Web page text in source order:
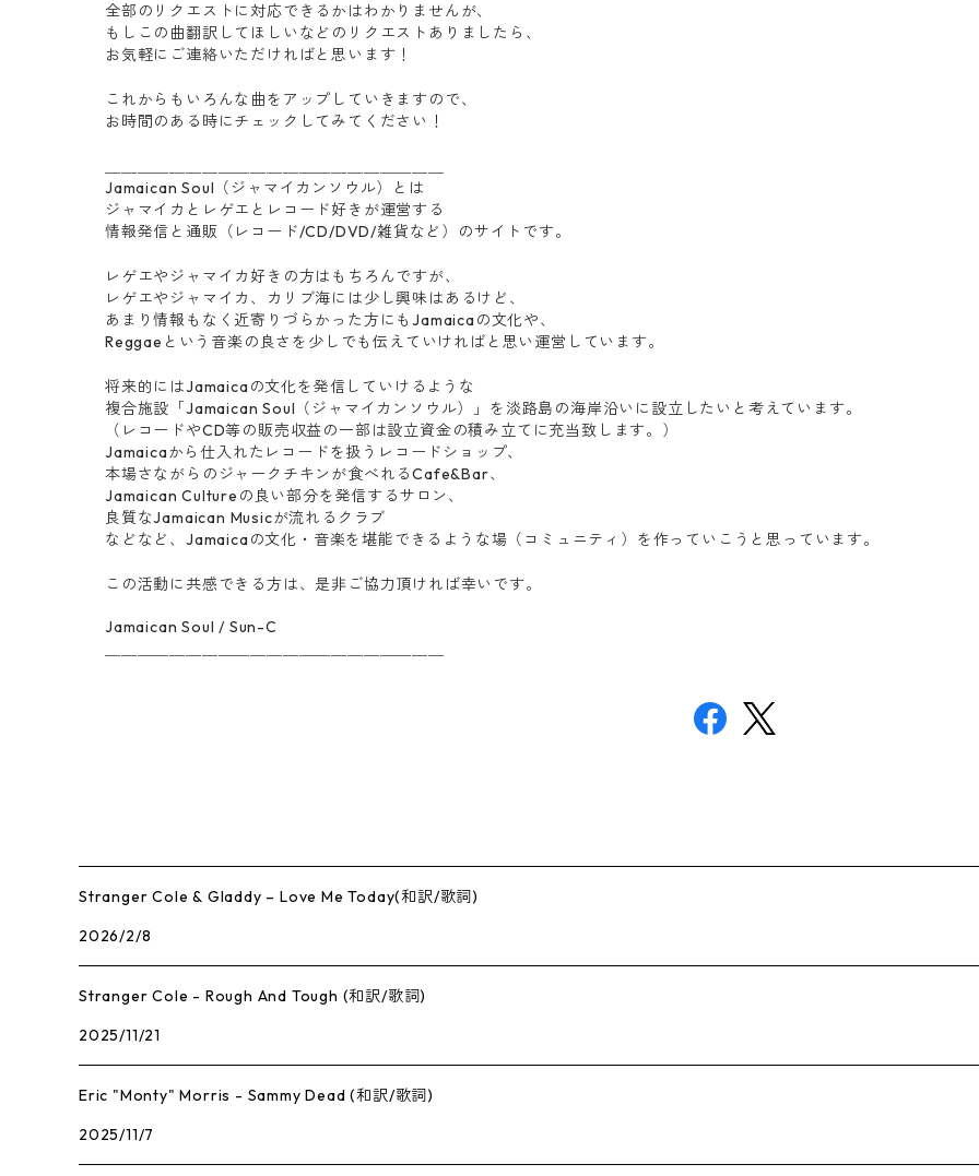
全部のリクエストに対応できるかはわかりませんが、
もしこの曲翻訳してほしいなどのリクエストありましたら、
お気軽にご連絡いただければと思います！
これからもいろんな曲をアップしていきますので、
お時間のある時にチェックしてみてください！
Jamaican Soul（ジャマイカンソウル）とは
ジャマイカとレゲエとレコード好きが運営する
情報発信と通販（レコード/CD/DVD/雑貨など）のサイトです。
レゲエやジャマイカ好きの方はもちろんですが、
レゲエやジャマイカ、カリブ海には少し興味はあるけど、
あまり情報もなく近寄りづらかった方にもJamaicaの文化や、
Reggaeという音楽の良さを少しでも伝えていければと思い運営しています。
将来的にはJamaicaの文化を発信していけるような
複合施設「Jamaican Soul（ジャマイカンソウル）」を淡路島の海岸沿いに設立したいと考えています。
（レコードやCD等の販売収益の一部は設立資金の積み立てに充当致します。）
Jamaicaから仕入れたレコードを扱うレコードショップ、
本場さながらのジャークチキンが食べれるCafe&Bar、
Jamaican Cultureの良い部分を発信するサロン、
良質なJamaican Musicが流れるクラブ
などなど、Jamaicaの文化・音楽を堪能できるような場（コミュニティ）を作っていこうと思っています。
この活動に共感できる方は、是非ご協力頂ければ幸いです。
Jamaican Soul / Sun-C
Stranger Cole & Gladdy – Love Me Today(和訳/歌詞)
2026/2/8
Stranger Cole - Rough And Tough (和訳/歌詞)
2025/11/21
Eric "Monty" Morris - Sammy Dead (和訳/歌詞)
2025/11/7